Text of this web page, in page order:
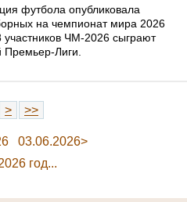
футбола опубликовала
на чемпионат мира 2026
участников ЧМ-2026 сыграют
Премьер-Лиги.
> >>
03.06.2026>
год...